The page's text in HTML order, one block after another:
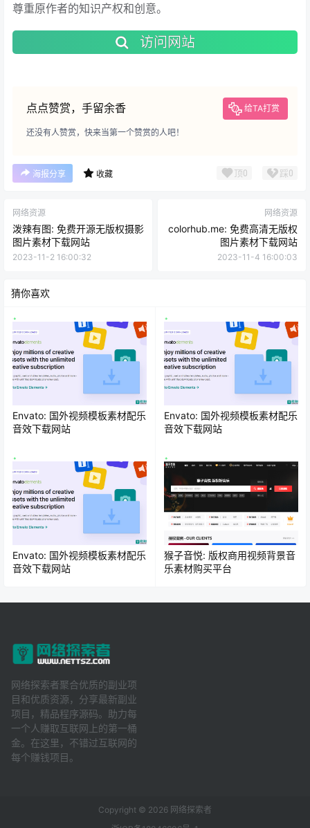
尊重原作者的知识产权和创意。
访问网站
点点赞赏，手留余香 给TA打赏
还没有人赞赏，快来当第一个赞赏的人吧！
海报分享 收藏 顶0 踩0
网络资源
泼辣有图: 免费开源无版权摄影
图片素材下载网站
2023-11-2 16:00:32
网络资源
colorhub.me: 免费高清无版权
图片素材下载网站
2023-11-4 16:00:03
猜你喜欢
Envato: 国外视频模板素材配乐
音效下载网站
Envato: 国外视频模板素材配乐
音效下载网站
Envato: 国外视频模板素材配乐
音效下载网站
猴子音悦: 版权商用视频背景音
乐素材购买平台
网络探索者聚合优质的副业项
目和优质资源，分享最新副业
项目，精品程序源码。助力每
一个人赚取互联网上的第一桶
金。在这里，不错过互联网的
每个赚钱项目。
Copyright © 2026 网络探索者